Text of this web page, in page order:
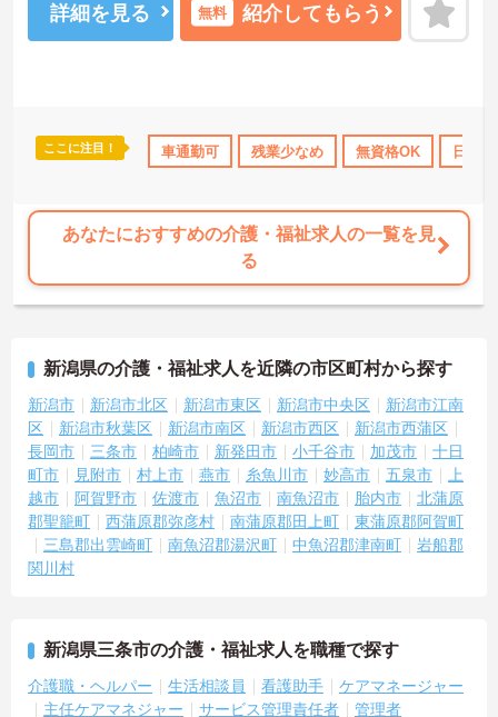
借り上げ 無資格OK 年間休日110日以上 研修制度あり
ご興味のある方には、面接対策ポイントなど、さらに詳細をご案内
しますのでお気軽にご相談ください！
詳細を見る 無料 紹介してもらう
ここに注目！ 車通勤可 残業少なめ 無資格OK 日勤
あなたにおすすめの介護・福祉求人の一覧を見
る
新潟県の介護・福祉求人を近隣の市区町村から探す
新潟市 新潟市北区 新潟市東区 新潟市中央区
新潟市江南
区
新潟市秋葉区 新潟市南区 新潟市西区
新潟市西蒲区
長岡市
三条市 柏崎市 新発田市 小千谷市 加茂市
十日
町市
見附市 村上市 燕市 糸魚川市 妙高市 五泉市
上
越市
阿賀野市 佐渡市 魚沼市 南魚沼市 胎内市
北蒲原
郡聖籠町
西蒲原郡弥彦村 南蒲原郡田上町
東蒲原郡阿賀町
三島郡出雲崎町
南魚沼郡湯沢町 中魚沼郡津南町
岩船郡
関川村
新潟県三条市の介護・福祉求人を職種で探す
介護職・ヘルパー 生活相談員 看護助手
ケアマネージャー
主任ケアマネジャー
サービス管理責任者 管理者